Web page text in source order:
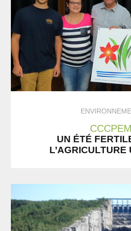
CCCPEM
UN ÉTÉ
L’AGRICULTURE